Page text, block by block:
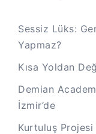
Sessiz Lüks:
Yapmaz?
Kısa Yoldan
Demian
İzmir’de
Kurtuluş